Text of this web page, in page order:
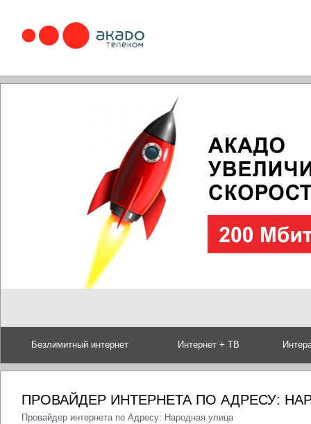
Безлимитный интернет Интернет + ТВ
ПРОВАЙДЕР ИНТЕРНЕТА ПО АДРЕСУ:
Провайдер интернета по Адресу: Народная улица